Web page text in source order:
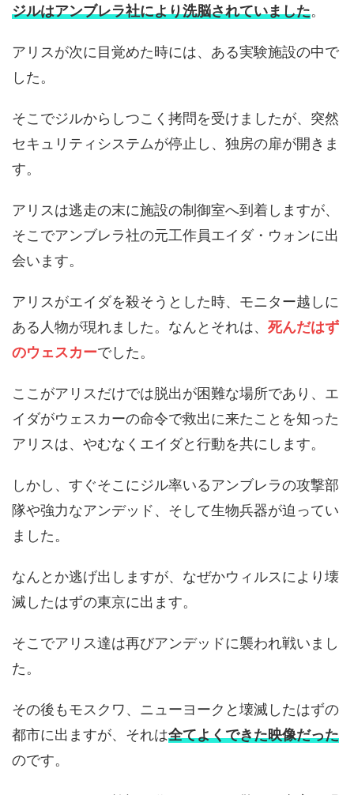
ジルはアンブレラ社により洗脳されていました。
アリスが次に目覚めた時には、ある実験施設の中で
した。
そこでジルからしつこく拷問を受けましたが、突然
セキュリティシステムが停止し、独房の扉が開きま
す。
アリスは逃走の末に施設の制御室へ到着しますが、
そこでアンブレラ社の元工作員エイダ・ウォンに出
会います。
アリスがエイダを殺そうとした時、モニター越しに
ある人物が現れました。なんとそれは、 死んだはず
のウェスカーでした。
ここがアリスだけでは脱出が困難な場所であり、エ
イダがウェスカーの命令で救出に来たことを知った
アリスは、やむなくエイダと行動を共にします。
しかし、すぐそこにジル率いるアンブレラの攻撃部
隊や強力なアンデッド、そして生物兵器が迫ってい
ました。
なんとか逃げ出しますが、なぜかウィルスにより壊
滅したはずの東京に出ます。
そこでアリス達は再びアンデッドに襲われ戦いまし
た。
その後もモスクワ、ニューヨークと壊滅したはずの
都市に出ますが、それは全てよくできた映像だった
のです。